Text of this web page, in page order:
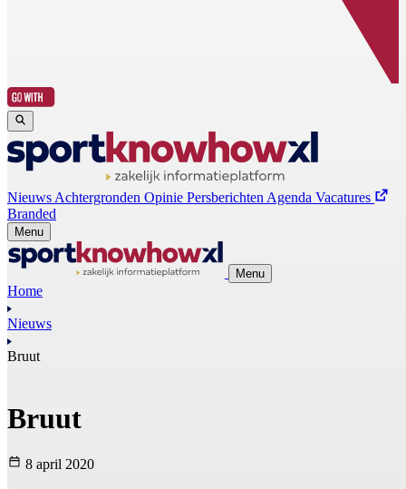
Nieuws Achtergronden Opinie Persberichten Agenda Vacatures
Branded
Menu
Menu
Home
Nieuws
Bruut
Bruut
8 april 2020